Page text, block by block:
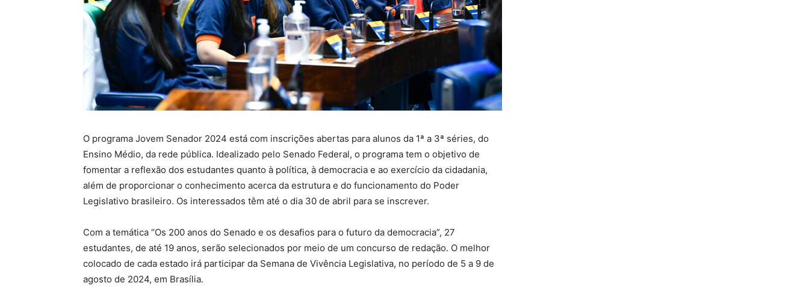
O programa Jovem Senador 2024 está com inscrições abertas para alunos da 1ª a 3ª séries, do
Ensino Médio, da rede pública. Idealizado pelo Senado Federal, o programa tem o objetivo de
fomentar a reflexão dos estudantes quanto à política, à democracia e ao exercício da cidadania,
além de proporcionar o conhecimento acerca da estrutura e do funcionamento do Poder
Legislativo brasileiro. Os interessados têm até o dia 30 de abril para se inscrever.
Com a temática “Os 200 anos do Senado e os desafios para o futuro da democracia”, 27
estudantes, de até 19 anos, serão selecionados por meio de um concurso de redação. O melhor
colocado de cada estado irá participar da Semana de Vivência Legislativa, no período de 5 a 9 de
agosto de 2024, em Brasília.